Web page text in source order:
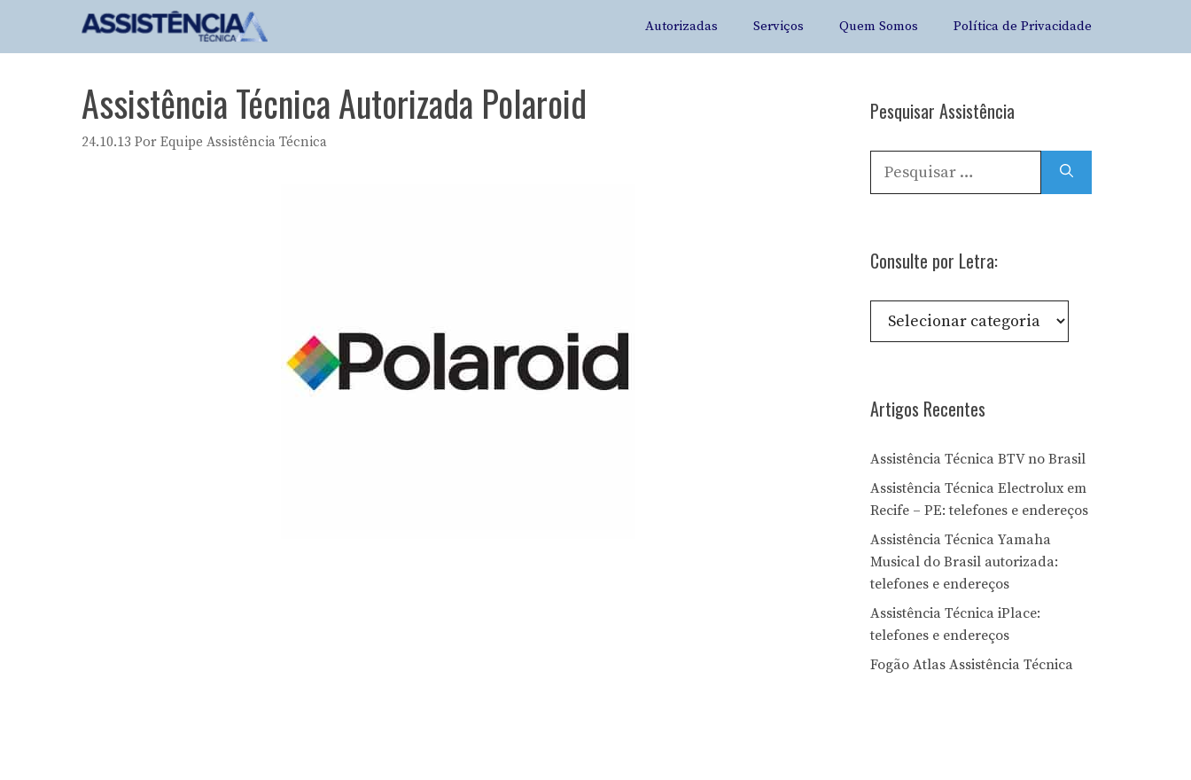
Autorizadas Serviços Quem Somos Política de Privacidade
Assistência Técnica Autorizada Polaroid
24.10.13 Por Equipe Assistência Técnica
Pesquisar Assistência
Pesquisar
por:
Consulte por Letra:
Consulte
Artigos Recentes
Assistência Técnica BTV no Brasil
Assistência Técnica Electrolux em
Recife – PE: telefones e endereços
Assistência Técnica Yamaha
Musical do Brasil autorizada:
telefones e endereços
Assistência Técnica iPlace:
telefones e endereços
Fogão Atlas Assistência Técnica